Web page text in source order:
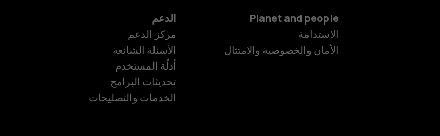
الهواتف الذكية
Planet and people
الاستدامة
الأمان والخصوصية والامتثال
الدعم
مركز الدعم
الأسئلة الشائعة
أدلّة المستخدم
تحديثات البرامج
الخدمات والتصليحات